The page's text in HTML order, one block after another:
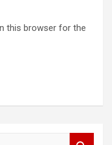
this browser for the